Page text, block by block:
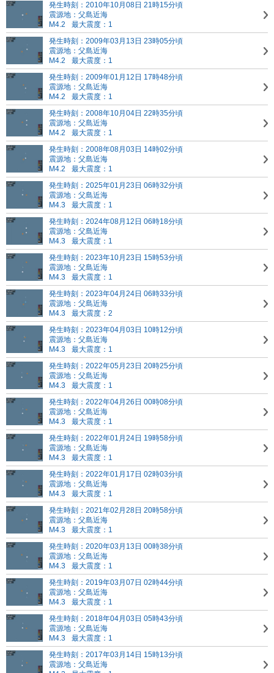
発生時刻：2010年10月08日 21時15分頃
震源地：父島近海
M4.2
最大震度：1
発生時刻：2009年03月13日 23時05分頃
震源地：父島近海
M4.2
最大震度：1
発生時刻：2009年01月12日 17時48分頃
震源地：父島近海
M4.2
最大震度：1
発生時刻：2008年10月04日 22時35分頃
震源地：父島近海
M4.2
最大震度：1
発生時刻：2008年08月03日 14時02分頃
震源地：父島近海
M4.2
最大震度：1
発生時刻：2025年01月23日 06時32分頃
震源地：父島近海
M4.3
最大震度：1
発生時刻：2024年08月12日 06時18分頃
震源地：父島近海
M4.3
最大震度：1
発生時刻：2023年10月23日 15時53分頃
震源地：父島近海
M4.3
最大震度：1
発生時刻：2023年04月24日 06時33分頃
震源地：父島近海
M4.3
最大震度：2
発生時刻：2023年04月03日 10時12分頃
震源地：父島近海
M4.3
最大震度：1
発生時刻：2022年05月23日 20時25分頃
震源地：父島近海
M4.3
最大震度：1
発生時刻：2022年04月26日 00時08分頃
震源地：父島近海
M4.3
最大震度：1
発生時刻：2022年01月24日 19時58分頃
震源地：父島近海
M4.3
最大震度：1
発生時刻：2022年01月17日 02時03分頃
震源地：父島近海
M4.3
最大震度：1
発生時刻：2021年02月28日 20時58分頃
震源地：父島近海
M4.3
最大震度：1
発生時刻：2020年03月13日 00時38分頃
震源地：父島近海
M4.3
最大震度：1
発生時刻：2019年03月07日 02時44分頃
震源地：父島近海
M4.3
最大震度：1
発生時刻：2018年04月03日 05時43分頃
震源地：父島近海
M4.3
最大震度：1
発生時刻：2017年03月14日 15時13分頃
震源地：父島近海